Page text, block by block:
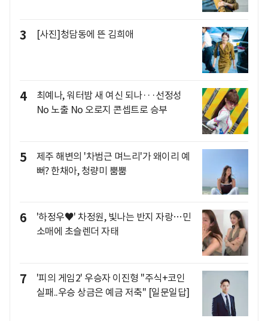
3 [사진]청담동에 뜬 김희애
4
최예나, 워터밤 새 여신 되나···선정성
No 노출 No 오로지 콘셉트로 승부
5
제주 해변의 '차범근 며느리'가 왜이리 예
뻐? 한채아, 청량미 뿜뿜
6
'하정우♥' 차정원, 빛나는 반지 자랑…민
소매에 초슬렌더 자태
7
'피의 게임2' 우승자 이진형 "주식+코인
실패..우승 상금은 예금 저축" [일문일답]